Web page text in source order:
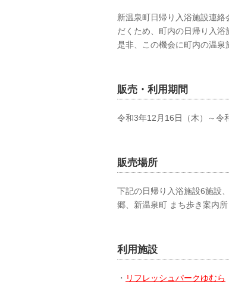
新温泉町日帰り入浴施設連
だくため、町内の日帰り入浴
是非、この機会に町内の温泉
販売・利用期間
令和3年12月16日（木）～令
販売場所
下記の日帰り入浴施設6施設
郷、新温泉町 まち歩き案内所
利用施設
・ リフレッシュパークゆむら